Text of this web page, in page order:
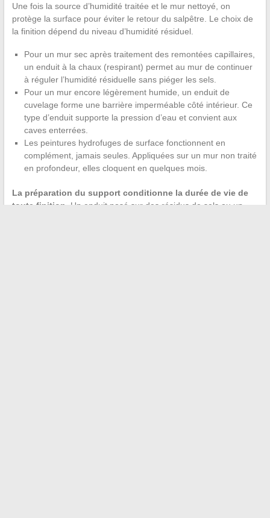
Une fois la source d’humidité traitée et le mur nettoyé, on
protège la surface pour éviter le retour du salpêtre. Le choix de
la finition dépend du niveau d’humidité résiduel.
Pour un mur sec après traitement des remontées capillaires,
un enduit à la chaux (respirant) permet au mur de continuer
à réguler l’humidité résiduelle sans piéger les sels.
Pour un mur encore légèrement humide, un enduit de
cuvelage forme une barrière imperméable côté intérieur. Ce
type d’enduit supporte la pression d’eau et convient aux
caves enterrées.
Les peintures hydrofuges de surface fonctionnent en
complément, jamais seules. Appliquées sur un mur non traité
en profondeur, elles cloquent en quelques mois.
La préparation du support conditionne la durée de vie de
toute finition
. Un enduit posé sur des résidus de sels ou un